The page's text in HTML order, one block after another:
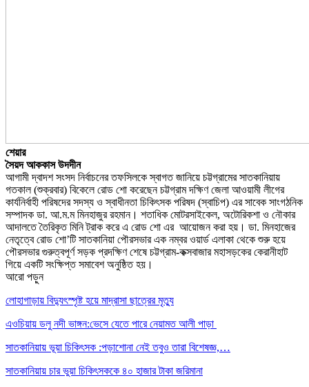
শেয়ার
সৈয়দ আককাস উদদীন
আগামী দ্বাদশ সংসদ নির্বাচনের তফসিলকে স্বাগত জানিয়ে চট্টগ্রামের সাতকানিয়ায়
গতকাল (শুক্রবার) বিকেলে রোড শো করেছেন চট্টগ্রাম দক্ষিণ জেলা আওয়ামী লীগের
কার্যনির্বাহী পরিষদের সদস্য ও স্বাধীনতা চিকিৎসক পরিষদ (স্বাচিপ) এর সাবেক সাংগঠনিক
সম্পাদক ডা. আ.ম.ম মিনহাজুর রহমান। শতাধিক মোটরসাইকেল, অটোরিকশা ও নৌকার
আদালতে তৈরিকৃত মিনি ট্রাক করে এ রোড শো এর আয়োজন করা হয়। ডা. মিনহাজের
নেতৃত্বে রোড শো’টি সাতকানিয়া পৌরসভার এক নম্বর ওয়ার্ড এলাকা থেকে শুরু হয়ে
পৌরসভার গুরুত্বপূর্ণ সড়ক প্রদক্ষিণ শেষে চট্টগ্রাম-কক্সবাজার মহাসড়কের কেরানীহাট
গিয়ে একটি সংক্ষিপ্ত সমাবেশ অনুষ্ঠিত হয়।
আরো পড়ুন
লোহাগাড়ায় বিদ্যুৎস্পৃষ্ট হয়ে মাদ্রাসা ছাত্রের মৃত্যু
এওচিয়ায় ডলু নদী ভাঙ্গন:ভেসে যেতে পারে নেয়ামত আলী পাড়া
সাতকানিয়ায় ভূয়া চিকিৎসক :পড়াশোনা নেই তবুও তারা বিশেষজ্ঞ,…
সাতকানিয়ায় চার ভুয়া চিকিৎসককে ৪০ হাজার টাকা জরিমানা